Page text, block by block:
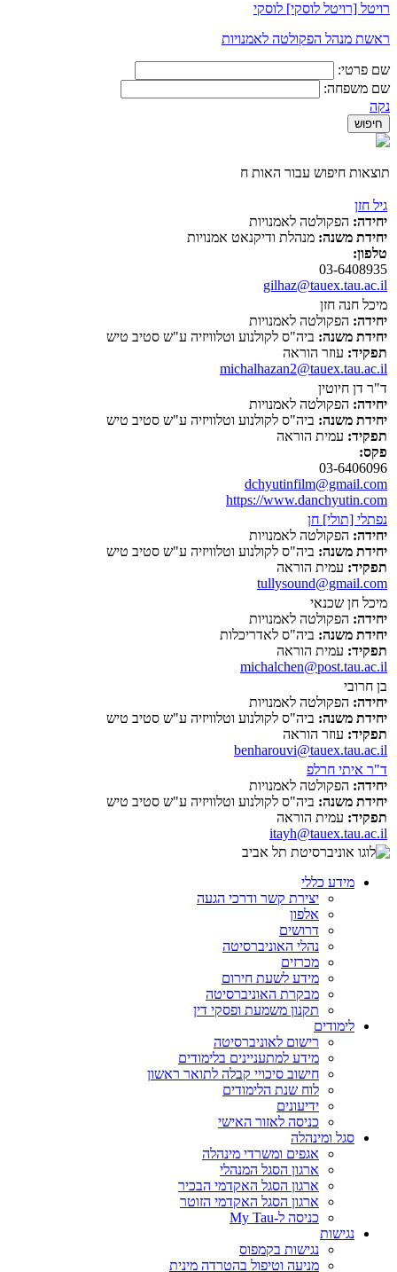
רויטל [רויטל לוסקי] לוסקי
ראשת מנהל הפקולטה לאמנויות
שם פרטי:
שם משפחה:
נקה
תוצאות חיפוש עבור האות ח
גיל חזן
יחידה: הפקולטה לאמנויות
יחידת משנה: מנהלת ודיקנאט אמנויות
טלפון:
03-6408935
gilhaz@tauex.tau.ac.il
מיכל חנה חזן
יחידה: הפקולטה לאמנויות
יחידת משנה: ביה"ס לקולנוע וטלוויזיה ע"ש סטיב טיש
תפקיד: עוזר הוראה
michalhazan2@tauex.tau.ac.il
ד"ר דן חיוטין
יחידה: הפקולטה לאמנויות
יחידת משנה: ביה"ס לקולנוע וטלוויזיה ע"ש סטיב טיש
תפקיד: עמית הוראה
פקס:
03-6406096
dchyutinfilm@gmail.com
https://www.danchyutin.com
נפתלי [תולי] חן
יחידה: הפקולטה לאמנויות
יחידת משנה: ביה"ס לקולנוע וטלוויזיה ע"ש סטיב טיש
תפקיד: עמית הוראה
tullysound@gmail.com
מיכל חן שכנאי
יחידה: הפקולטה לאמנויות
יחידת משנה: ביה"ס לאדריכלות
תפקיד: עמית הוראה
michalchen@post.tau.ac.il
בן חרובי
יחידה: הפקולטה לאמנויות
יחידת משנה: ביה"ס לקולנוע וטלוויזיה ע"ש סטיב טיש
תפקיד: עוזר הוראה
benharouvi@tauex.tau.ac.il
ד"ר איתי חרלפ
יחידה: הפקולטה לאמנויות
יחידת משנה: ביה"ס לקולנוע וטלוויזיה ע"ש סטיב טיש
תפקיד: עמית הוראה
itayh@tauex.tau.ac.il
מידע כללי
יצירת קשר ודרכי הגעה
אלפון
דרושים
נהלי האוניברסיטה
מכרזים
מידע לשעת חירום
מבקרת האוניברסיטה
תקנון משמעת ופסקי דין
לימודים
רישום לאוניברסיטה
מידע למתעניינים בלימודים
חישוב סיכויי קבלה לתואר ראשון
לוח שנת הלימודים
ידיעונים
כניסה לאזור האישי
סגל ומינהלה
אגפים ומשרדי מינהלה
ארגון הסגל המנהלי
ארגון הסגל האקדמי הבכיר
ארגון הסגל האקדמי הזוטר
כניסה ל-My Tau
נגישות
נגישות בקמפוס
מניעה וטיפול בהטרדה מינית